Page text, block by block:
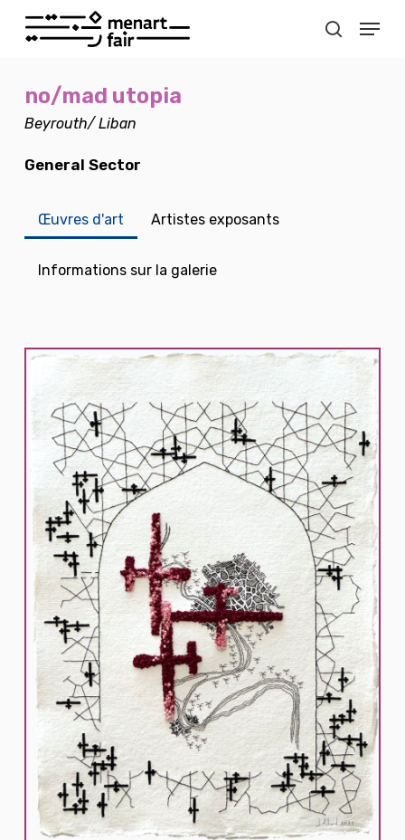
Menu
no/mad utopia
Beyrouth/ Liban
General Sector
Œuvres d'art Artistes exposants
Informations sur la galerie